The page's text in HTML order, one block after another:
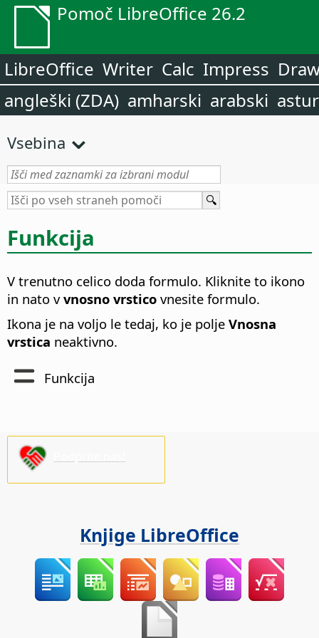
Pomoč LibreOffice 26.2
LibreOffice Writer Calc Impress
angleški (ZDA) amharski arabski
Vsebina
Funkcija
V trenutno celico doda formulo. Kliknite to ikono
in nato vvnosno vrstico vnesite formulo.
Ikona je na voljo le tedaj, ko je polje Vnosna
vrstica neaktivno.
Funkcija
Knjige LibreOffice